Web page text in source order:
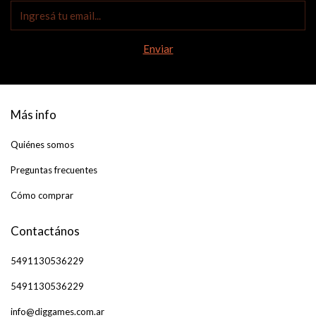
Más info
Quiénes somos
Preguntas frecuentes
Cómo comprar
Contactános
5491130536229
5491130536229
info@diggames.com.ar